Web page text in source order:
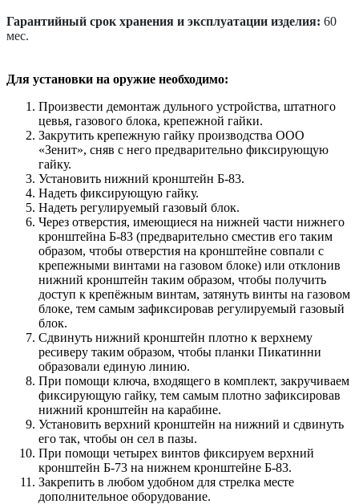
Гарантийный срок хранения и эксплуатации изделия: 60
мес.
Для установки на оружие необходимо:
Произвести демонтаж дульного устройства, штатного
цевья, газового блока, крепежной гайки.
Закрутить крепежную гайку производства ООО
«Зенит», сняв с него предварительно фиксирующую
гайку.
Установить нижний кронштейн Б-83.
Надеть фиксирующую гайку.
Надеть регулируемый газовый блок.
Через отверстия, имеющиеся на нижней части нижнего
кронштейна Б-83 (предварительно сместив его таким
образом, чтобы отверстия на кронштейне совпали с
крепежными винтами на газовом блоке) или отклонив
нижний кронштейн таким образом, чтобы получить
доступ к крепёжным винтам, затянуть винты на газовом
блоке, тем самым зафиксировав регулируемый газовый
блок.
Сдвинуть нижний кронштейн плотно к верхнему
ресиверу таким образом, чтобы планки Пикатинни
образовали единую линию.
При помощи ключа, входящего в комплект, закручиваем
фиксирующую гайку, тем самым плотно зафиксировав
нижний кронштейн на карабине.
Установить верхний кронштейн на нижний и сдвинуть
его так, чтобы он сел в пазы.
При помощи четырех винтов фиксируем верхний
кронштейн Б-73 на нижнем кронштейне Б-83.
Закрепить в любом удобном для стрелка месте
дополнительное оборудование.